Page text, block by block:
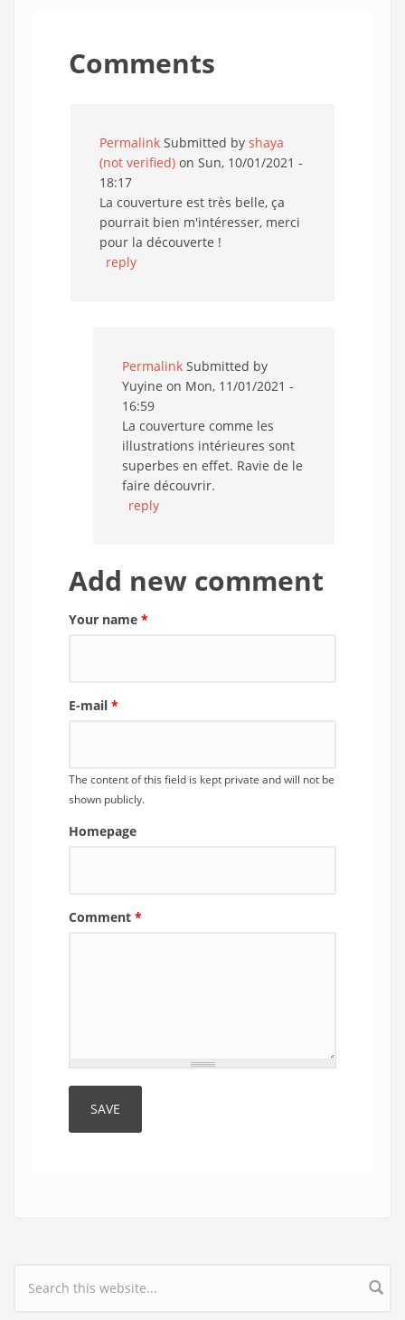
Comments
Permalink Submitted by shaya
(not verified) on Sun, 10/01/2021 -
18:17
La couverture est très belle, ça
pourrait bien m'intéresser, merci
pour la découverte !
reply
Permalink Submitted by
Yuyine on Mon, 11/01/2021 -
16:59
La couverture comme les
illustrations intérieures sont
superbes en effet. Ravie de le
faire découvrir.
reply
Add new comment
Your name *
E-mail *
The content of this field is kept private and will not be
shown publicly.
Homepage
Comment *
Search form